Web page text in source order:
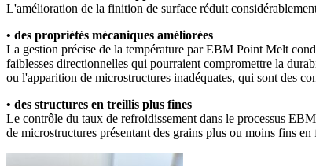
L'amélioration de la finition de surface réduit
• des propriétés mécaniques améliorées
La gestion précise de la température par EBM Point Melt
faiblesses directionnelles qui pourraient compromettre la
ou l'apparition de microstructures inadéquates, qui sont des
• des structures en treillis plus fines
Le contrôle du taux de refroidissement dans le processus
de microstructures présentant des grains plus ou moins fins